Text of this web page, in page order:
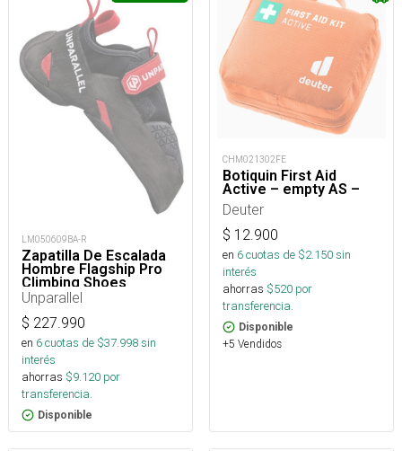
LM050609BA-R
Zapatilla De Escalada
Hombre Flagship Pro
Climbing Shoes
Unparallel
$ 227.990
en 6cuotas de $37.998sin
interés
ahorras $9.120 por
transferencia.
Disponible
CHM021302FE
Botiquin First Aid
Active – empty AS –
Deuter
$ 12.900
en 6cuotas de $2.150sin
interés
ahorras $520 por
transferencia.
Disponible
+5 Vendidos